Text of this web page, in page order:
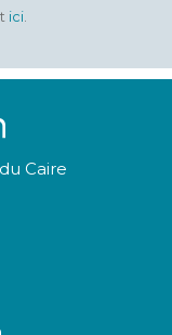
ici.
Caire